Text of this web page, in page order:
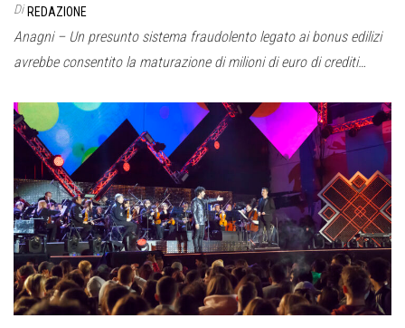
Di REDAZIONE
Anagni – Un presunto sistema fraudolento legato ai bonus edilizi
avrebbe consentito la maturazione di milioni di euro di crediti…